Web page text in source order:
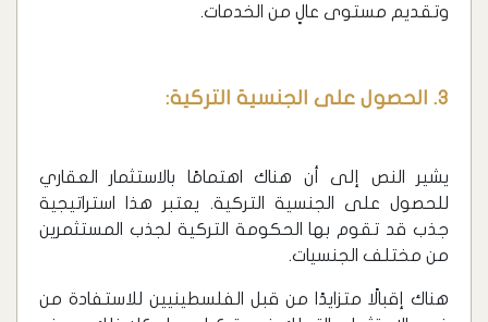
وتقديم مستوى عالٍ من الخدمات.
3. الحصول على الجنسية التركية:
يشير النص إلى أن هناك اهتمامًا بالاستثمار العقاري
للحصول على الجنسية التركية. يعتبر هذا استراتيجية
جذب قد تقوم بها الحكومة التركية لجذب المستثمرين
من مختلف الجنسيات.
هناك إقبالًا متزايدًا من قبل الفلسطينيين للاستفادة من